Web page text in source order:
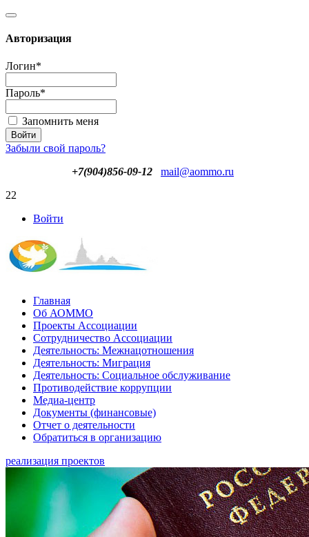
Авторизация
Логин*
Пароль*
Запомнить меня
Забыли свой пароль?
+7(904)856-09-12
mail@aommo.ru
22
Войти
Главная
Об АОММО
Проекты Ассоциации
Сотрудничество Ассоциации
Деятельность: Межнацотношения
Деятельность: Миграция
Деятельность: Социальное обслуживание
Противодействие коррупции
Медиа-центр
Документы (финансовые)
Отчет о деятельности
Обратиться в организацию
реализация проектов